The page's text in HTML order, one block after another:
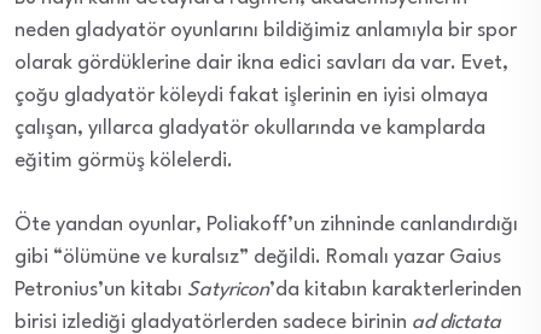
neden gladyatör oyunlarını bildiğimiz anlamıyla bir spor
olarak gördüklerine dair ikna edici savları da var. Evet,
çoğu gladyatör köleydi fakat işlerinin en iyisi olmaya
çalışan, yıllarca gladyatör okullarında ve kamplarda
eğitim görmüş kölelerdi.
Öte yandan oyunlar, Poliakoff’un zihninde canlandırdığı
gibi “ölümüne ve kuralsız” değildi. Romalı yazar Gaius
Petronius’un kitabı Satyricon’da kitabın karakterlerinden
birisi izlediği gladyatörlerden sadece birinin ad dictata